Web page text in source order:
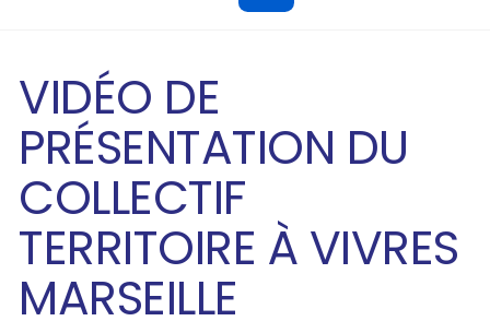
VIDÉO DE
PRÉSENTATION DU
COLLECTIF
TERRITOIRE À VIVRES
MARSEILLE